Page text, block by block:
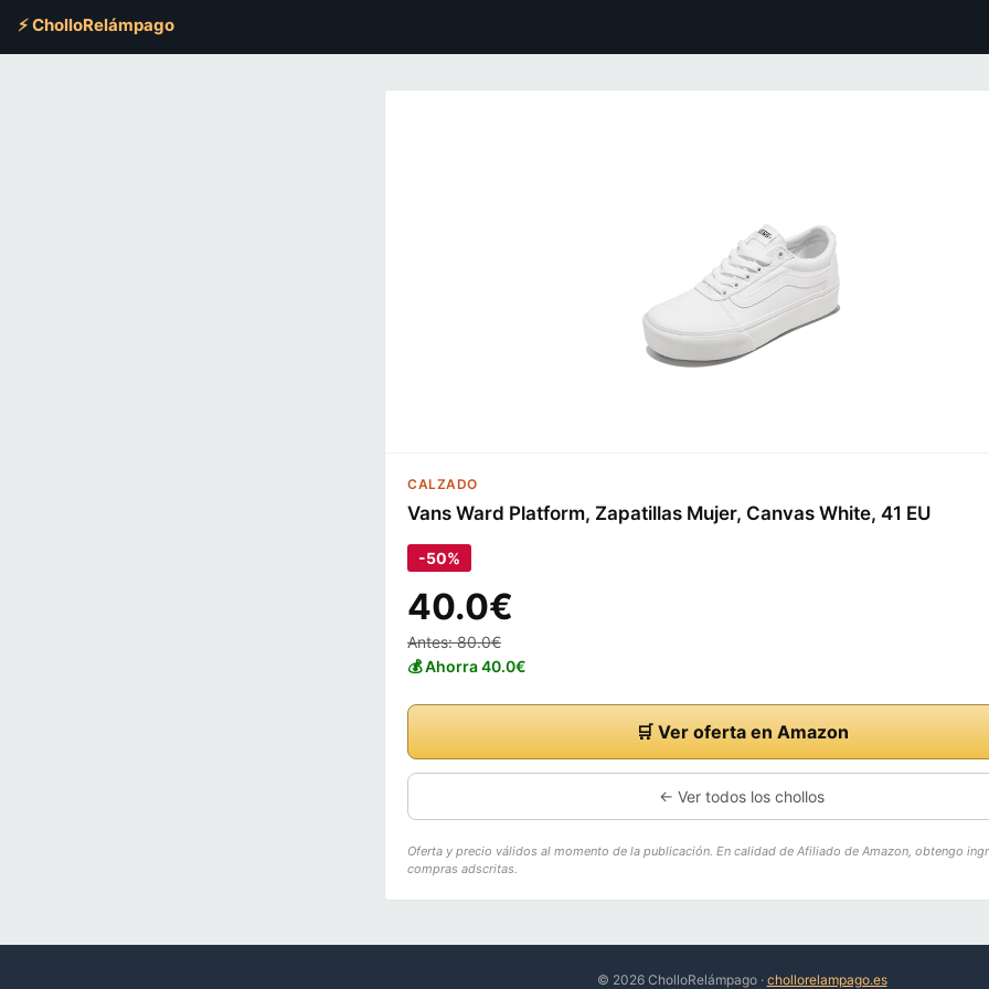
⚡ CholloRelámpago
CALZADO
Vans Ward Platform, Zapatillas Mujer, Canvas White, 41 EU
-50%
40.0€
Antes: 80.0€
💰 Ahorra 40.0€
🛒 Ver oferta en Amazon
← Ver todos los chollos
Oferta y precio válidos al momento de la publicación. En calidad de Afiliado de Amazon, obtengo
compras adscritas.
© 2026 CholloRelámpago · chollorelampago.es